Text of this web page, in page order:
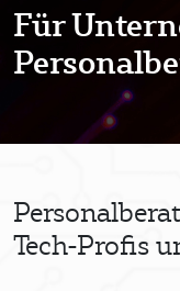
Für
Tech-Profis